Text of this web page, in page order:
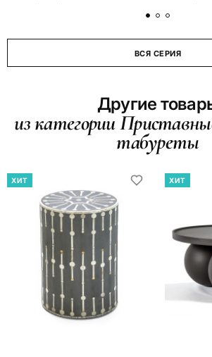
ВСЯ СЕРИЯ
Другие
из категории
табуреты
ХИТ ХИТ